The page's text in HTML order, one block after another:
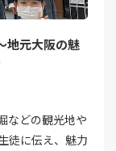
元大阪の魅
などの観光地や
徒に伝え、魅力